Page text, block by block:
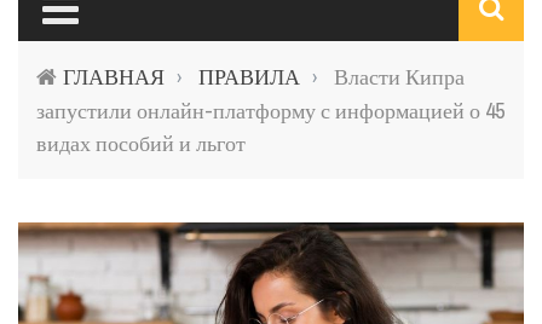
ГЛАВНАЯ › ПРАВИЛА ›
Власти Кипра
запустили онлайн-платформу с информацией о 45
видах пособий и льгот